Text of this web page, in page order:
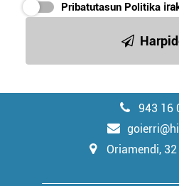
Pribatutasun Politika
943 16
Oriamendi,